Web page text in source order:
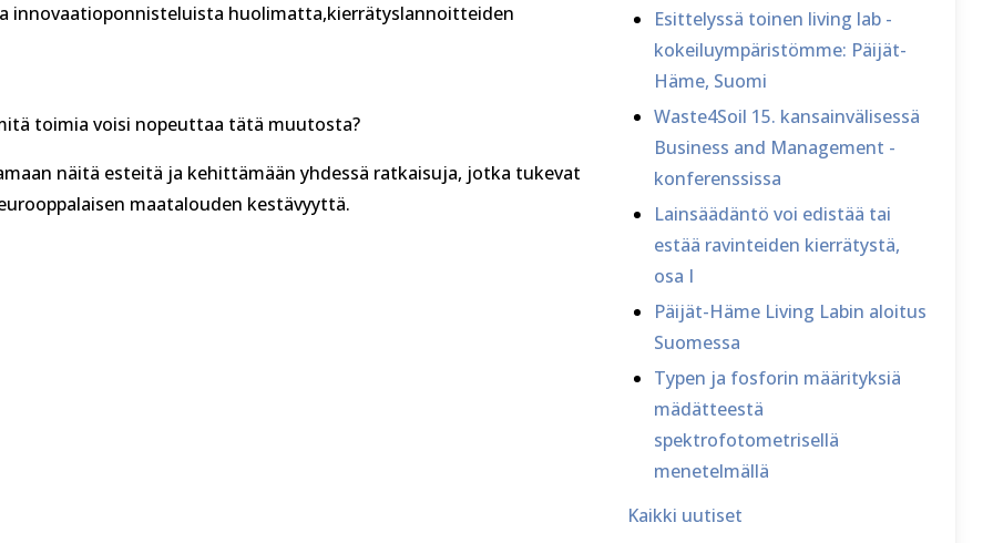
innovaatioponnisteluista huolimatta,kierrätyslannoitteiden
toimia voisi nopeuttaa tätä muutosta?
näitä esteitä ja kehittämään yhdessä ratkaisuja, jotka tukevat
maatalouden kestävyyttä.
Esittelyssä toinen living lab -
kokeiluympäristömme: Päijät-
Häme, Suomi
Waste4Soil 15. kansainvälisessä
Business and Management -
konferenssissa
Lainsäädäntö voi edistää tai
estää ravinteiden kierrätystä,
osa I
Päijät-Häme Living Labin aloitus
Suomessa
Typen ja fosforin määrityksiä
mädätteestä
spektrofotometrisellä
menetelmällä
Kaikki uutiset